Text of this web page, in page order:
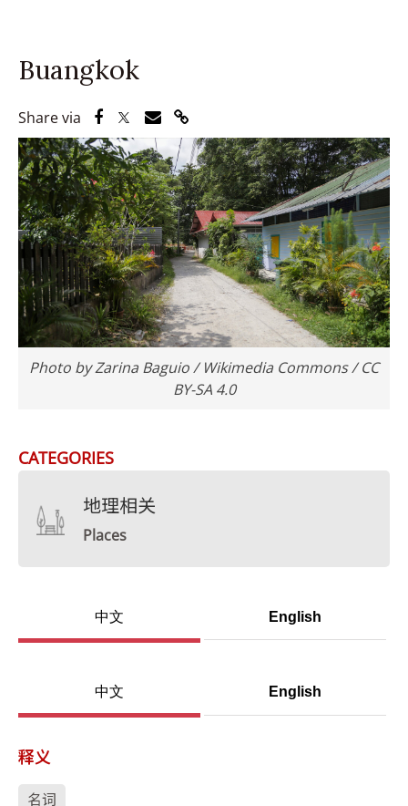
Buangkok
Share via Share via Facebook
Share via Twitter
Share via Email
Share via Link
Photo by Zarina Baguio / Wikimedia Commons / CC
BY-SA 4.0
CATEGORIES
地理相关
Places
中文 English
中文 English
释义
名词